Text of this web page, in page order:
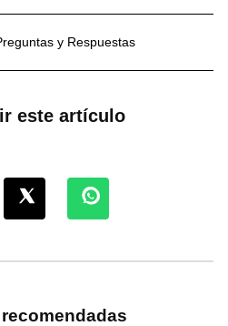
y Respuestas
este artículo